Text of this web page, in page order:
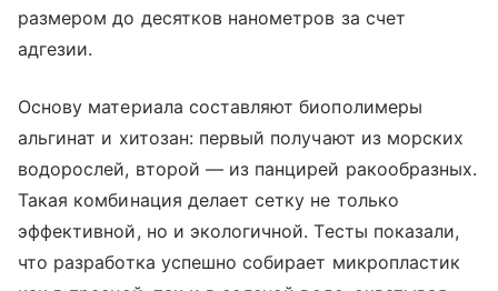
размером до десятков нанометров за счет
адгезии.
Основу материала составляют биополимеры
альгинат и хитозан: первый получают из морских
водорослей, второй — из панцирей ракообразных.
Такая комбинация делает сетку не только
эффективной, но и экологичной. Тесты показали,
что разработка успешно собирает микропластик